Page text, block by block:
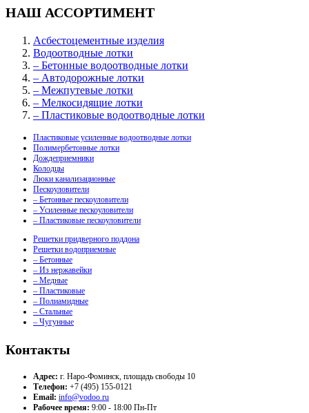
НАШ АССОРТИМЕНТ
Асбестоцементные изделия
Водоотводные лотки
– Бетонные водоотводные лотки
– Автодорожные лотки
– Межпутевые лотки
– Мелкосидящие лотки
– Пластиковые водоотводные лотки
Пластиковые усиленные водоотводные лотки
Полимербетонные лотки
Дождеприемники
Колодцы
Люки канализационные
Пескоуловители
– Бетонные пескоуловители
– Усиленные пескоуловители
– Пластиковые пескоуловители
Решетки придверного поддона
Решетки водоприемные
– Бетонные
– Из нержавейки
– Медные
– Пластиковые
– Полиамидные
– Стальные
– Чугунные
Контакты
Адрес: г. Наро-Фоминск, площадь свободы 10
Телефон: +7 (495) 155-0121
Email: info@vodoo.ru
Рабочее время: 9:00 - 18:00 Пн-Пт